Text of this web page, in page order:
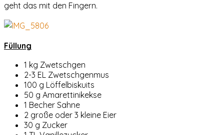
geht das mit den Fingern.
Füllung
1 kg Zwetschgen
2-3 EL Zwetschgenmus
100 g Löffelbiskuits
50 g Amarettinikekse
1 Becher Sahne
2 große oder 3 kleine Eier
30 g Zucker